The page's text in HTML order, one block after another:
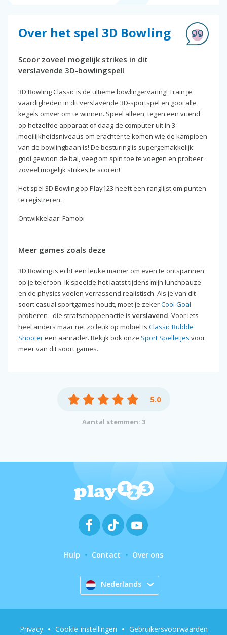
Over het spel 3D Bowling
Scoor zoveel mogelijk strikes in dit
verslavende 3D-bowlingspel!
3D Bowling Classic is de ultieme bowlingervaring! Train je
vaardigheden in dit verslavende 3D-sportspel en gooi alle
kegels omver om te winnen. Speel alleen, tegen een vriend
op hetzelfde apparaat of daag de computer uit in 3
moeilijkheidsniveaus om erachter te komen wie de kampioen
van de bowlingbaan is! De besturing is supergemakkelijk:
gooi gewoon de bal, veeg om spin toe te voegen en probeer
zoveel mogelijk strikes te scoren!
Het spel 3D Bowling op Play123 heeft een ranglijst om punten
te registreren.
Ontwikkelaar: Famobi
Meer games zoals deze
3D Bowling is echt een leuke manier om even te ontspannen
op je telefoon. Ik speelde het laatst tijdens mijn lunchpauze
en de physics voelen verrassend realistisch. Als je van dit
soort casual sportgames houdt, moet je zekerCool Goal
proberen - die strafschoppenactie is verslavend. Voor iets
heel anders maar net zo leuk op mobiel is Classic Bubble
Shooter een aanrader. Bekijk ook onze Sport Spelletjes voor
meer van dit soort games.
5.0
Aantal stemmen: 3
Hulp Contact Over ons
Nederlands
Privacy Cookie-instellingen Gebruikersvoorwaarden